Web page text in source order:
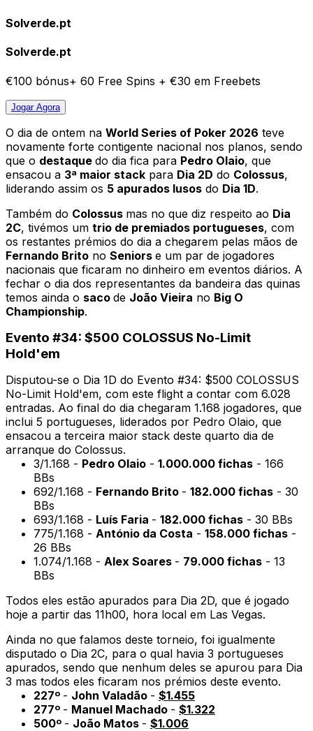
Solverde.pt
Solverde.pt
€100 bónus+ 60 Free Spins + €30 em Freebets
Jogar Agora
O dia de ontem na World Series of Poker 2026 teve
novamente forte contigente nacional nos planos, sendo
que o destaque do dia fica para Pedro Olaio, que
ensacou a 3ª maior stack para Dia 2D do Colossus,
liderando assim os 5 apurados lusos do Dia 1D.
Também do Colossus mas no que diz respeito ao Dia
2C, tivémos um trio de premiados portugueses, com
os restantes prémios do dia a chegarem pelas mãos de
Fernando Brito no Seniors e um par de jogadores
nacionais que ficaram no dinheiro em eventos diários. A
fechar o dia dos representantes da bandeira das quinas
temos ainda o saco de João Vieira no Big O
Championship.
Evento #34: $500 COLOSSUS No-Limit
Hold'em
Disputou-se o Dia 1D do Evento #34: $500 COLOSSUS
No-Limit Hold'em, com este flight a contar com 6.028
entradas. Ao final do dia chegaram 1.168 jogadores, que
inclui 5 portugueses, liderados por Pedro Olaio, que
ensacou a terceira maior stack deste quarto dia de
arranque do Colossus.
3/1.168 - Pedro Olaio - 1.000.000 fichas - 166
BBs
692/1.168 - Fernando Brito - 182.000 fichas - 30
BBs
693/1.168 - Luís Faria - 182.000 fichas - 30 BBs
775/1.168 - António da Costa - 158.000 fichas -
26 BBs
1.074/1.168 - Alex Soares - 79.000 fichas - 13
BBs
Todos eles estão apurados para Dia 2D, que é jogado
hoje a partir das 11h00, hora local em Las Vegas.
Ainda no que falamos deste torneio, foi igualmente
disputado o Dia 2C, para o qual havia 3 portugueses
apurados, sendo que nenhum deles se apurou para Dia
3 mas todos eles ficaram nos prémios deste evento.
227º - John Valadão - $1.455
277º - Manuel Machado - $1.322
500º - João Matos - $1.006